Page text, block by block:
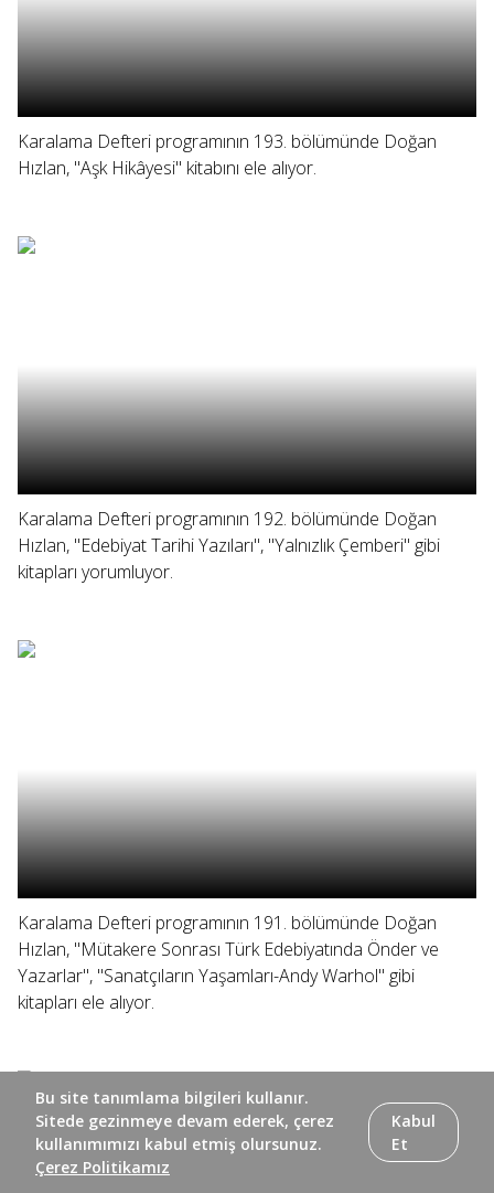
Karalama Defteri programının 193. bölümünde Doğan
Hızlan, "Aşk Hikâyesi" kitabını ele alıyor.
Karalama Defteri programının 192. bölümünde Doğan
Hızlan, "Edebiyat Tarihi Yazıları", "Yalnızlık Çemberi" gibi
kitapları yorumluyor.
Karalama Defteri programının 191. bölümünde Doğan
Hızlan, "Mütakere Sonrası Türk Edebiyatında Önder ve
Yazarlar", "Sanatçıların Yaşamları-Andy Warhol" gibi
kitapları ele alıyor.
Bu site tanımlama bilgileri kullanır.
Sitede gezinmeye devam ederek, çerez
kullanımımızı kabul etmiş olursunuz.
Çerez Politikamız
Kabul
Et